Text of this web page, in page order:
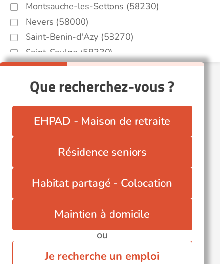
Montsauche-les-Settons (58230)
Nevers (58000)
Saint-Benin-d'Azy (58270)
Saint-Saulge (58330)
Tannay (58190)
Varzy (58210)
Ville Château-Chinon (58120)
Que recherchez-vous ?
EHPAD - Maison de retraite
Résidence seniors
Habitat partagé - Colocation
Maintien à domicile
ou
Je recherche un emploi